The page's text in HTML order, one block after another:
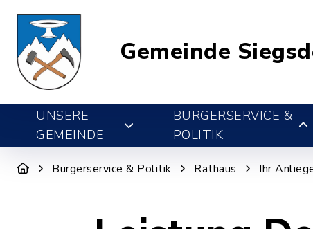
Gemeinde
UNSERE
GEMEINDE
BÜRGERSERVICE &
POLITIK
Bürgerservice & Politik Rathaus Ihr